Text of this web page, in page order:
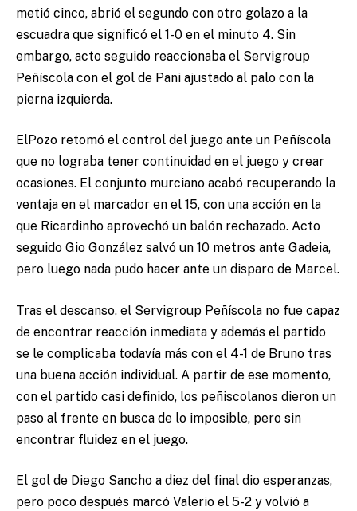
metió cinco, abrió el segundo con otro golazo a la
escuadra que significó el 1-0 en el minuto 4. Sin
embargo, acto seguido reaccionaba el Servigroup
Peñíscola con el gol de Pani ajustado al palo con la
pierna izquierda.
ElPozo retomó el control del juego ante un Peñíscola
que no lograba tener continuidad en el juego y crear
ocasiones. El conjunto murciano acabó recuperando la
ventaja en el marcador en el 15, con una acción en la
que Ricardinho aprovechó un balón rechazado. Acto
seguido Gio González salvó un 10 metros ante Gadeia,
pero luego nada pudo hacer ante un disparo de Marcel.
Tras el descanso, el Servigroup Peñíscola no fue capaz
de encontrar reacción inmediata y además el partido
se le complicaba todavía más con el 4-1 de Bruno tras
una buena acción individual. A partir de ese momento,
con el partido casi definido, los peñiscolanos dieron un
paso al frente en busca de lo imposible, pero sin
encontrar fluidez en el juego.
El gol de Diego Sancho a diez del final dio esperanzas,
pero poco después marcó Valerio el 5-2 y volvió a